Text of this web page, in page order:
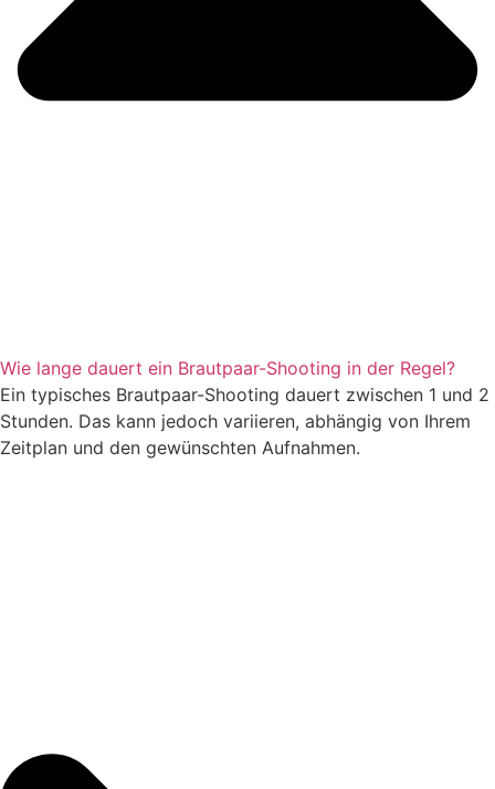
Wie lange dauert ein Brautpaar-Shooting in der Regel?
Ein typisches Brautpaar-Shooting dauert zwischen 1 und 2
Stunden. Das kann jedoch variieren, abhängig von Ihrem
Zeitplan und den gewünschten Aufnahmen.